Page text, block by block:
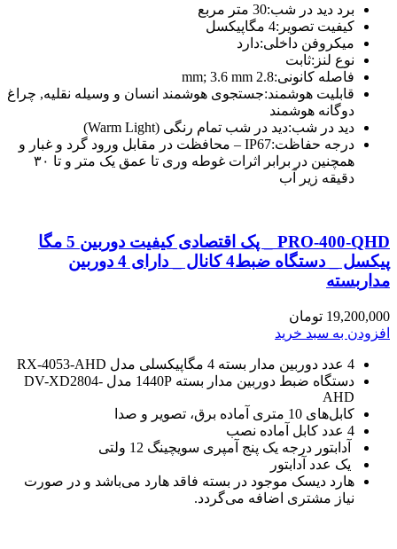
برد دید در شب:30 متر مربع
کیفیت تصویر:4 مگاپیکسل
میکروفن داخلی:دارد
نوع لنز:ثابت
فاصله کانونی:2.8 mm; 3.6 mm
قابلیت هوشمند:جستجوی هوشمند انسان و وسیله نقلیه, چراغ
دوگانه هوشمند
دید در شب:دید در شب تمام رنگی (Warm Light)
درجه حفاظت:
IP67 – محافظت در مقابل ورود گرد و غبار و
همچنین در برابر اثرات غوطه وری تا عمق یک متر و تا ۳۰
دقیقه زیر آب
PRO-400-QHD _ پک اقتصادی کیفیت دوربین 5 مگا
پیکسل _ دستگاه ضبط4 کانال _ دارای 4 دوربین
مداربسته
19,200,000 تومان
افزودن به سبد خرید
4 عدد دوربین مدار بسته
دستگاه ضبط دوربین مدار بسته
1440P مدل DV-XD2804-
AHD
کابل‌های 10 متری آماده برق، تصویر و صدا
4 عدد کابل آماده نصب
آدابتور درجه یک پنج آمپری سویچینگ 12 ولتی
یک عدد آدابتور
هارد دیسک موجود در بسته فاقد هارد می‌باشد و در صورت
نیاز مشتری اضافه می‌گردد.